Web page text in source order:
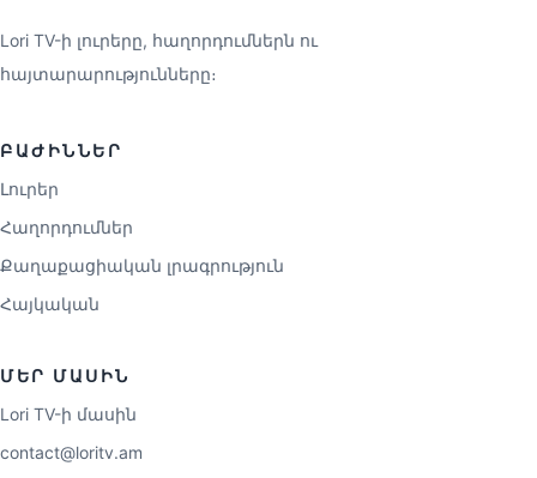
Lori TV-ի լուրերը, հաղորդումներն ու
հայտարարությունները։
ԲԱԺԻՆՆԵՐ
Լուրեր
Հաղորդումներ
Քաղաքացիական լրագրություն
Հայկական
ՄԵՐ ՄԱՍԻՆ
Lori TV-ի մասին
contact@loritv.am